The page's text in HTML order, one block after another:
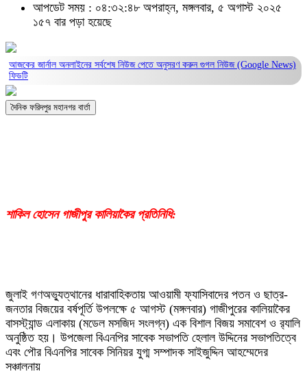
আপডেট সময় : ০৪:৩২:৪৮ অপরাহ্ন, মঙ্গলবার, ৫ অগাস্ট ২০২৫
১৫৭ বার পড়া হয়েছে
আজকের জার্নাল অনলাইনের সর্বশেষ নিউজ পেতে অনুসরণ করুন গুগল নিউজ (Google News)
ফিডটি
দৈনিক ফরিদপুর মহানগর বার্তা
শাকিল হোসেন গাজীপুর কালিয়াকৈর প্রতিনিধি:
জুলাই গণঅভ্যুত্থানের ধারাবাহিকতায় আওয়ামী ফ্যাসিবাদের পতন ও ছাত্র-
জনতার বিজয়ের বর্ষপূর্তি উপলক্ষে ৫ আগস্ট (মঙ্গলবার) গাজীপুরের কালিয়াকৈর
বাসস্ট্যান্ড এলাকায় (মডেল মসজিদ সংলগ্ন) এক বিশাল বিজয় সমাবেশ ও র‍্যালি
অনুষ্ঠিত হয়। উপজেলা বিএনপির সাবেক সভাপতি হেলাল উদ্দিনের সভাপতিত্বে
এবং পৌর বিএনপির সাবেক সিনিয়র যুগ্ম সম্পাদক সাইজুদ্দিন আহম্মেদের
সঞ্চালনায়